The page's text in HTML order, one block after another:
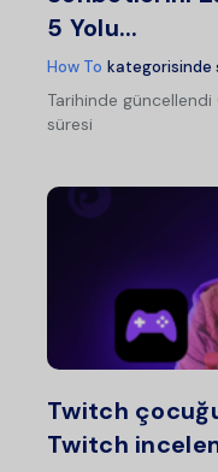
5 Yolu...
How To kategorisinde
Tarihinde güncellendi
süresi
Twitch
Twitch